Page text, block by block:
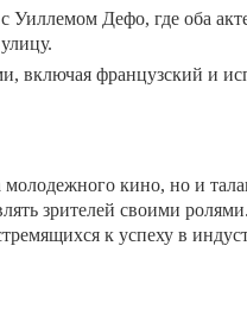
Дефо, где оба
включая французский и
молодежного кино, но и
зрителей своими
к успеху в